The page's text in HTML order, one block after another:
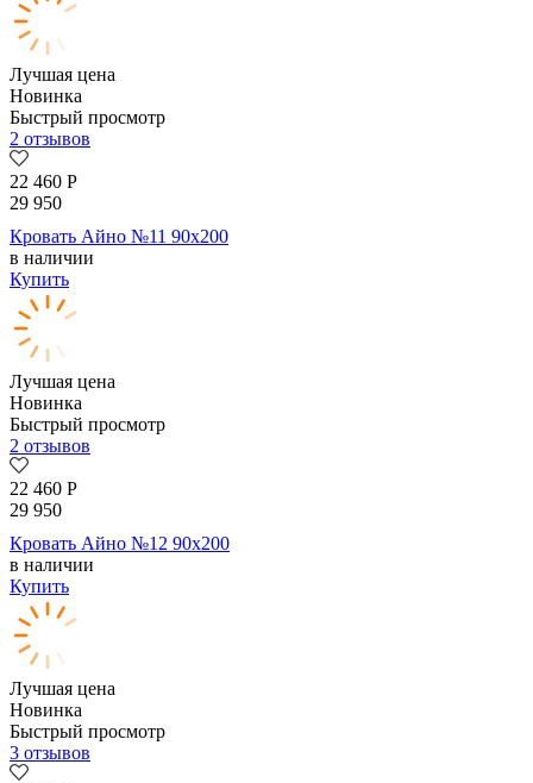
Лучшая цена
Новинка
Быстрый просмотр
2 отзывов
22 460 Р
29 950
Кровать Айно №11 90х200
в наличии
Купить
Лучшая цена
Новинка
Быстрый просмотр
2 отзывов
22 460 Р
29 950
Кровать Айно №12 90х200
в наличии
Купить
Лучшая цена
Новинка
Быстрый просмотр
3 отзывов